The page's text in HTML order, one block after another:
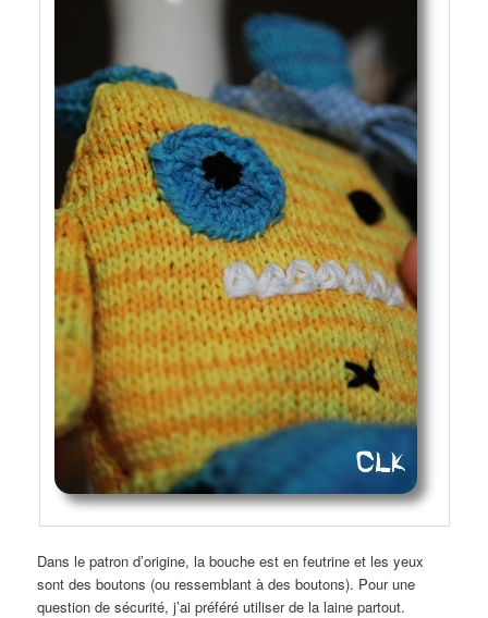
Dans le patron d’origine, la bouche est en feutrine et les yeux
sont des boutons (ou ressemblant à des boutons). Pour une
question de sécurité, j’ai préféré utiliser de la laine partout.